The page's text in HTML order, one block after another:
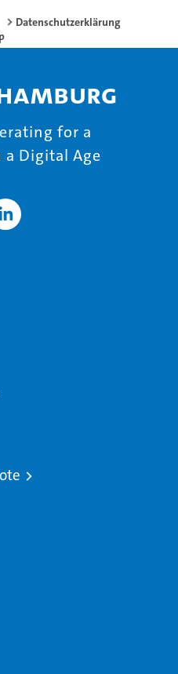
Datenschutzerklärung
for a
a Digital Age